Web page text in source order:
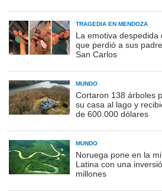
TRAGEDIA EN MENDOZA
La emotiva despedida
que perdió a sus
San Carlos
MUNDO
Cortaron 138 árboles
su casa al lago y
de 600.000 dólares
MUNDO
Noruega pone en la
Latina con una
millones